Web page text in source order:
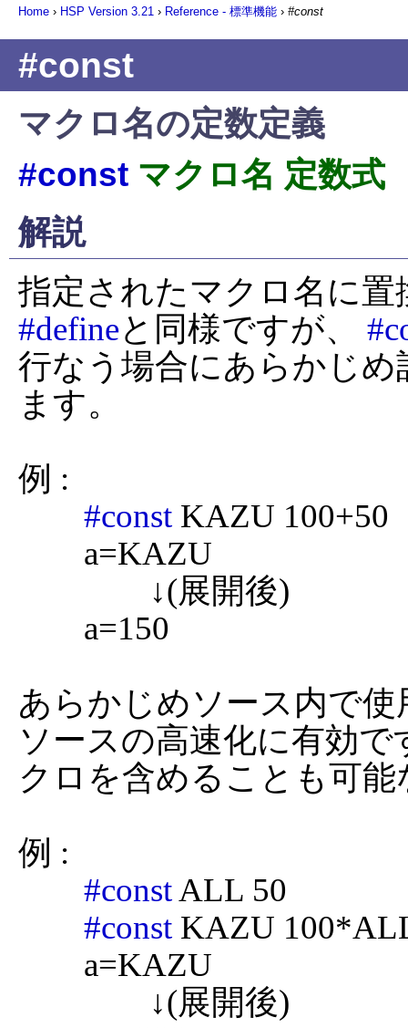
Home › HSP Version 3.21 › Reference - 標準機能 › #const
#const
マクロ名の定数定義
#const マクロ名 定数式
解説
#defineと同様ですが、
行なう場合にあらかじ
ます。
例 :
#const KAZU 100+50
あらかじめソース内で
ソースの高速化に有効
クロを含めることも可能
例 :
#const ALL 50
#const KAZU